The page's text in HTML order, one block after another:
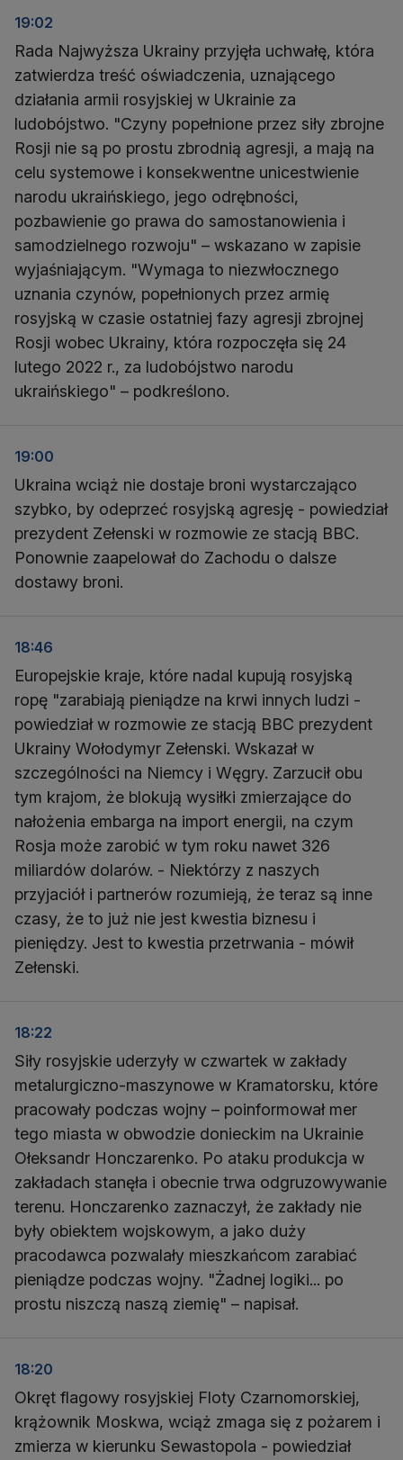
19:02
Rada Najwyższa Ukrainy przyjęła uchwałę, która
zatwierdza treść oświadczenia, uznającego
działania armii rosyjskiej w Ukrainie za
ludobójstwo. "Czyny popełnione przez siły zbrojne
Rosji nie są po prostu zbrodnią agresji, a mają na
celu systemowe i konsekwentne unicestwienie
narodu ukraińskiego, jego odrębności,
pozbawienie go prawa do samostanowienia i
samodzielnego rozwoju" – wskazano w zapisie
wyjaśniającym. "Wymaga to niezwłocznego
uznania czynów, popełnionych przez armię
rosyjską w czasie ostatniej fazy agresji zbrojnej
Rosji wobec Ukrainy, która rozpoczęła się 24
lutego 2022 r., za ludobójstwo narodu
ukraińskiego" – podkreślono.
19:00
Ukraina wciąż nie dostaje broni wystarczająco
szybko, by odeprzeć rosyjską agresję - powiedział
prezydent Zełenski w rozmowie ze stacją BBC.
Ponownie zaapelował do Zachodu o dalsze
dostawy broni.
18:46
Europejskie kraje, które nadal kupują rosyjską
ropę "zarabiają pieniądze na krwi innych ludzi -
powiedział w rozmowie ze stacją BBC prezydent
Ukrainy Wołodymyr Zełenski. Wskazał w
szczególności na Niemcy i Węgry. Zarzucił obu
tym krajom, że blokują wysiłki zmierzające do
nałożenia embarga na import energii, na czym
Rosja może zarobić w tym roku nawet 326
miliardów dolarów. - Niektórzy z naszych
przyjaciół i partnerów rozumieją, że teraz są inne
czasy, że to już nie jest kwestia biznesu i
pieniędzy. Jest to kwestia przetrwania - mówił
Zełenski.
18:22
Siły rosyjskie uderzyły w czwartek w zakłady
metalurgiczno-maszynowe w Kramatorsku, które
pracowały podczas wojny – poinformował mer
tego miasta w obwodzie donieckim na Ukrainie
Ołeksandr Honczarenko. Po ataku produkcja w
zakładach stanęła i obecnie trwa odgruzowywanie
terenu. Honczarenko zaznaczył, że zakłady nie
były obiektem wojskowym, a jako duży
pracodawca pozwalały mieszkańcom zarabiać
pieniądze podczas wojny. "Żadnej logiki... po
prostu niszczą naszą ziemię" – napisał.
18:20
Okręt flagowy rosyjskiej Floty Czarnomorskiej,
krążownik Moskwa, wciąż zmaga się z pożarem i
zmierza w kierunku Sewastopola - powiedział